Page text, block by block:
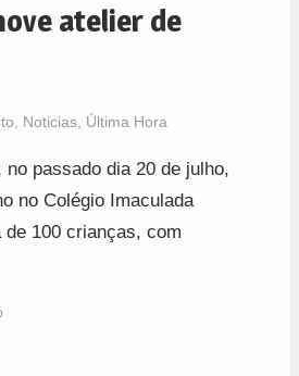
atelier de
Noticias, Última Hora
passado dia 20 de julho,
no Colégio Imaculada
100 crianças, com